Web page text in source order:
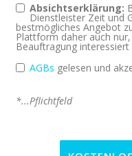
Absichtserklärung:
Dienstleister Zeit und
bestmögliches Angebot
Plattform daher auch
Beauftragung interessiert
AGBs gelesen und
*...Pflichtfeld